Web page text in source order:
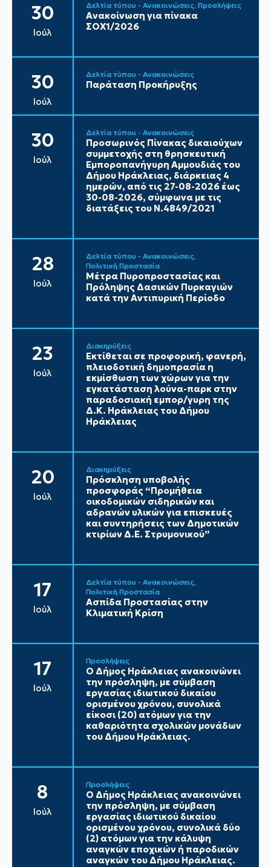
30
Ιούλ
Δελτία τύπου - Ανακοινώσεις Προσλήψεις
Ανακοίνωση για πίνακα
ΣΟΧ1/2026
30
Ιούλ
Δελτία τύπου - Ανακοινώσεις
Παράταση Προκήρυξης
30
Ιούλ
Δελτία τύπου - Ανακοινώσεις
Προσωρινός Πίνακας δικαιούχων
συμμετοχής στη θρησκευτική
Εμποροπανήγυρη Αμμουδιάς του
Δήμου Ηράκλειας, διάρκειας 4
ημερών, από τις 27-08-2026 έως
30-08-2026, σύμφωνα με τις
διατάξεις του Ν.4849/2021
28
Ιούλ
Δελτία τύπου - Ανακοινώσεις
Πολιτική Προστασία
Μέτρα Πυροπροστασίας και
Πρόληψης Δασικών Πυρκαγιών
κατά την Αντιπυρική Περίοδο
23
Ιούλ
Διακηρύξεις
Εκτίθεται σε προφορική, φανερή,
πλειοδοτική δημοπρασία η
εκμίσθωση των χώρων για την
εγκατάσταση λούνα-παρκ στην
παραδοσιακή εμπορ/γυρη της
Δ.Κ. Ηράκλειας του Δήμου
Ηράκλειας
20
Ιούλ
Διακηρύξεις
Πρόσκληση υποβολής
προσφοράς “Προμήθεια
οικοδομικών σιδηρικών και
αδρανών υλικών για επισκευές
και συντηρήσεις των Δημοτικών
κτιρίων Δ.Ε. Στρυμονικού”
17
Ιούλ
Δελτία τύπου - Ανακοινώσεις
Πολιτική Προστασία
Ασπίδα Προστασίας στην
Κλιματική Κρίση
17
Ιούλ
Προσλήψεις
Ο Δήμος Ηράκλειας ανακοινώνει
την πρόσληψη, με σύμβαση
εργασίας ιδιωτικού δικαίου
ορισμένου χρόνου, συνολικά
είκοσι (20) ατόμων για την
καθαριότητα σχολικών μονάδων
του Δήμου Ηράκλειας.
8
Ιούλ
Προσλήψεις
Ο Δήμος Ηράκλειας ανακοινώνει
την πρόσληψη, με σύμβαση
εργασίας ιδιωτικού δικαίου
ορισμένου χρόνου, συνολικά δύο
(2) ατόμων για την κάλυψη
αναγκών εποχικών ή παροδικών
αναγκών του Δήμου Ηράκλειας.